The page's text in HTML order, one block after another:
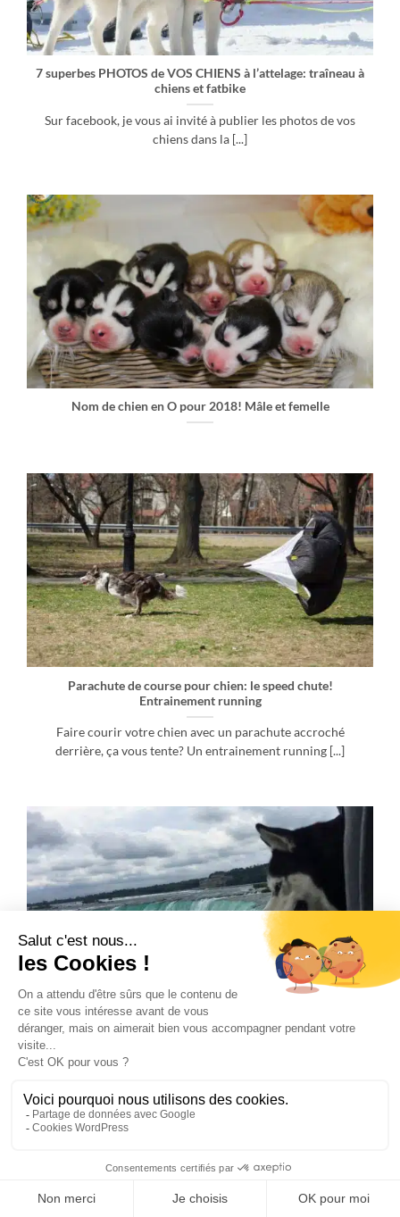
7 superbes PHOTOS de VOS CHIENS à l’attelage: traîneau à
chiens et fatbike
Sur facebook, je vous ai invité à publier les photos de vos
chiens dans la [...]
Nom de chien en O pour 2018! Mâle et femelle
Parachute de course pour chien: le speed chute!
Entrainement running
Faire courir votre chien avec un parachute accroché
derrière, ça vous tente? Un entrainement running [...]
[Photo] 2 husky sibériens découvrent les impressionnantes
chutes du Niagara en Amérique du Nord
Découvrez ces somptueuses photographies de 2 husky
Niagara [...]